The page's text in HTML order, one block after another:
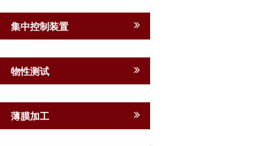
集中控制装置
物性测试
薄膜加工